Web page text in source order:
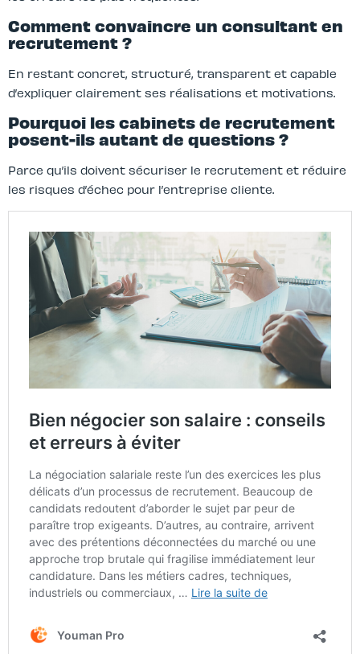
Comment convaincre un consultant en
recrutement ?
En restant concret, structuré, transparent et capable
d’expliquer clairement ses réalisations et motivations.
Pourquoi les cabinets de recrutement
posent-ils autant de questions ?
Parce qu’ils doivent sécuriser le recrutement et réduire
les risques d’échec pour l’entreprise cliente.